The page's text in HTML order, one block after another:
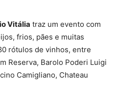
Vitália traz um evento com
frios, pães e muitas
rótulos de vinhos, entre
Reserva, Barolo Poderi Luigi
Camigliano, Chateau